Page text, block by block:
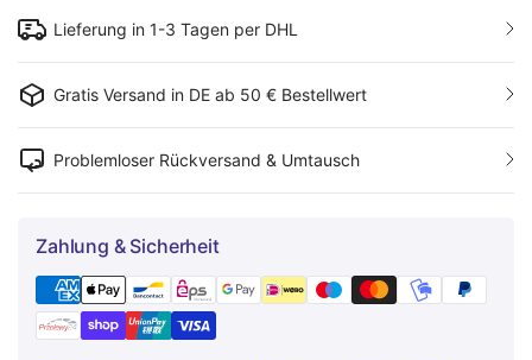
Lieferung in 1-3 Tagen per DHL
Gratis Versand in DE ab 50 € Bestellwert
Problemloser Rückversand & Umtausch
Zahlung & Sicherheit